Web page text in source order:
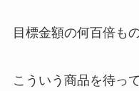
目標金額の何百倍も
こういう商品を待っ